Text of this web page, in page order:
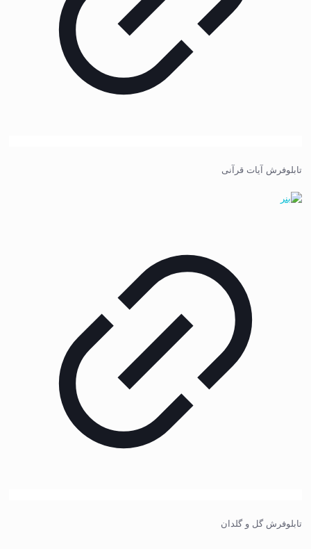
تابلوفرش آیات قرآنی
تابلوفرش گل و گلدان